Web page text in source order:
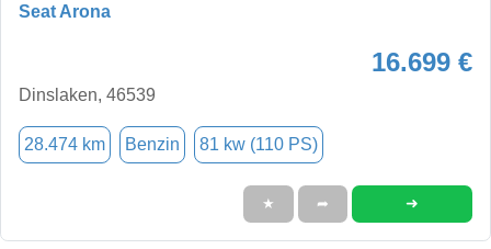
Seat Arona
16.699 €
Dinslaken, 46539
28.474 km Benzin 81 kw (110 PS)
★ ➦ ➜